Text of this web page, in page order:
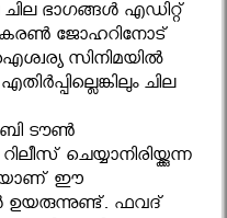
ചില ഭാഗങ്ങള്‍ എഡിറ്റ്
കരണ്‍ ജോഹറിനോട്
ഐശ്വര്യ സിനിമയില്‍
ചില
ബി ടൗണ്‍
ചെയ്യാനിരിയ്ക്കുന്ന
ഈ
ഉയരുന്നുണ്ട്. ഫവദ്